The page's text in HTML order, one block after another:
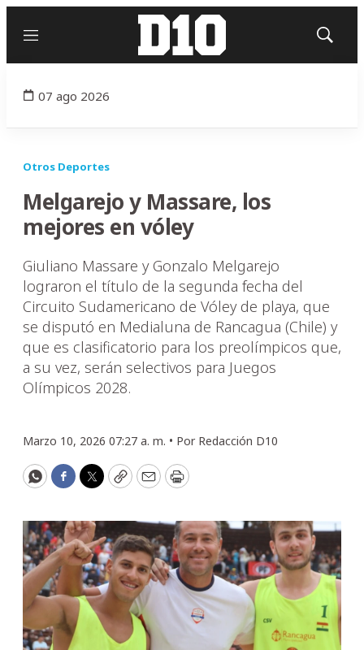
Menú
Mostrar
07 ago 2026
Otros Deportes
Melgarejo y Massare, los
mejores en vóley
Giuliano Massare y Gonzalo Melgarejo
lograron el título de la segunda fecha del
Circuito Sudamericano de Vóley de playa, que
se disputó en Medialuna de Rancagua (Chile) y
que es clasificatorio para los preolímpicos que,
a su vez, serán selectivos para Juegos
Olímpicos 2028.
Marzo 10, 2026 07:27 a. m. • Por Redacción D10
WhatsApp
Facebook
Twitter
CopyEmailPrint